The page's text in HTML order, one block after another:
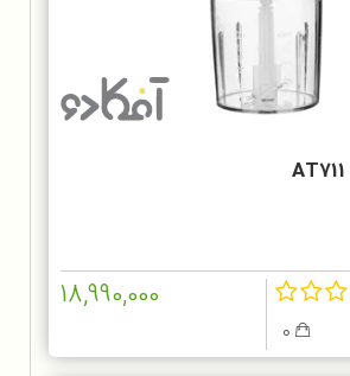
18,990,000